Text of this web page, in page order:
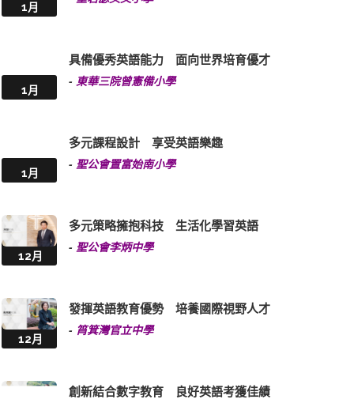
1月
1月
具備優秀英語能力 面向世界培育優才
- 東華三院曾憲備小學
1月
多元課程設計 享受英語樂趣
- 聖公會置富始南小學
12月
多元策略擁抱科技 生活化學習英語
- 聖公會李炳中學
12月
發揮英語教育優勢 培養國際視野人才
- 筲箕灣官立中學
創新結合數字教育 良好英語考獲佳績